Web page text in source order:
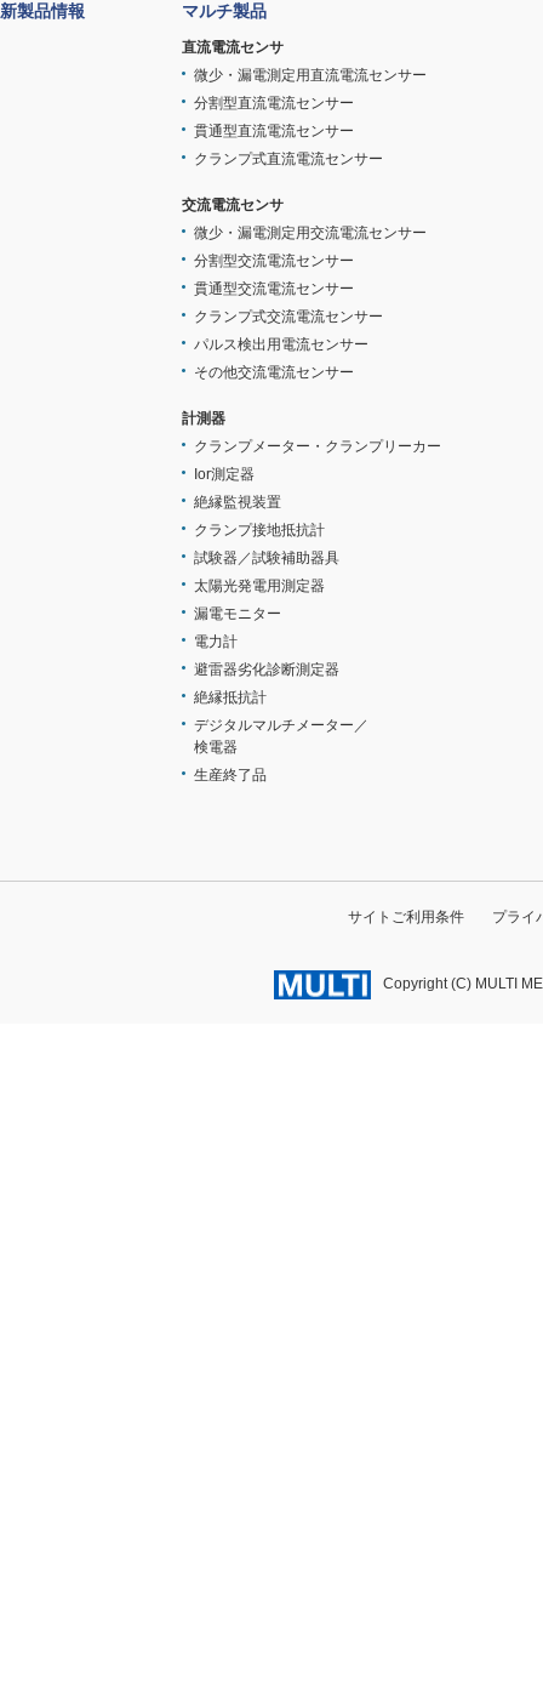
新製品情報 マルチ製品
直流電流センサ
微少・漏電測定用直流電流センサー
分割型直流電流センサー
貫通型直流電流センサー
クランプ式直流電流センサー
交流電流センサ
微少・漏電測定用交流電流センサー
分割型交流電流センサー
貫通型交流電流センサー
クランプ式交流電流センサー
パルス検出用電流センサー
その他交流電流センサー
計測器
クランプメーター・クランプリーカー
Ior測定器
絶縁監視装置
クランプ接地抵抗計
試験器／試験補助器具
太陽光発電用測定器
漏電モニター
電力計
避雷器劣化診断測定器
絶縁抵抗計
デジタルマルチメーター／
検電器
生産終了品
サイトご利用条件 プライ
Copyright (C) MULTI